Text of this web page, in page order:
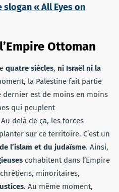
slogan « All Eyes on
Ottoman
quatre siècles, ni Israël ni la
la Palestine fait partie
dernier est de moins en moins
qui peuplent
delà de ça, les forces
sur ce territoire. C’est un
l’islam et du judaïsme. Ainsi,
cohabitent dans l’Empire
minoritaires,
. Au même moment,